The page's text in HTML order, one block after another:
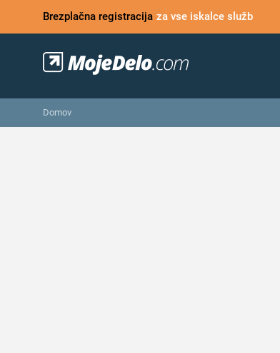
Brezplačna registracija za vse iskalce služb
Domov